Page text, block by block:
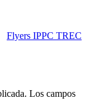
Flyers IPPC TREC
Los campos